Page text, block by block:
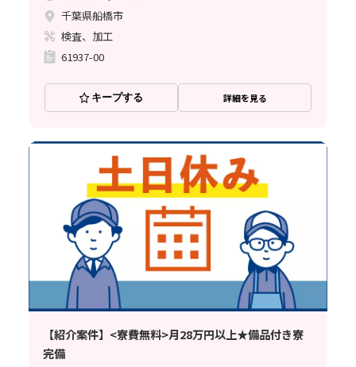
千葉県船橋市
検査、加工
61937-00
キープする 詳細を見る
【紹介案件】<寮費無料>月28万円以上★備品付き寮
完備